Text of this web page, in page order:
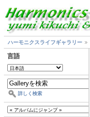
ハーモニクスライフギャラリー
言語
詳しく検索